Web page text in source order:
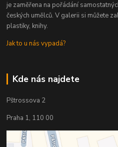
je zaměřena na pořádání
českých umělců. V galerii si můžete
plastiky, knihy.
Jak to u nás vypadá?
Kde nás najdete
Pštrossova 2
Praha 1, 110 00